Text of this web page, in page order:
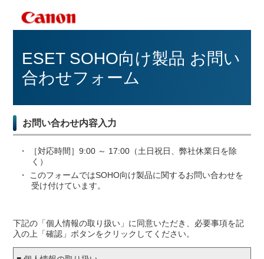
ESET SOHO向け製品 お問い
合わせフォーム
お問い合わせ内容入力
・ ［対応時間］9:00 ～ 17:00（土日祝日、弊社休業日を除
く）
・ このフォームではSOHO向け製品に関するお問い合わせを
受け付けています。
下記の「個人情報の取り扱い」に同意いただき、必要事項を記
入の上「確認」ボタンをクリックしてください。